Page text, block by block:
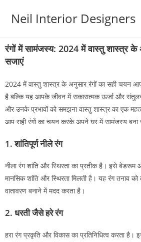
Neil Interior Designers
रंगों में सामंजस्य: 2024 में वास्तु शास्त्र
सजाएं
2024 में वास्तु शास्त्र के अनुसार रंगों का सही चयन
है बल्कि यह आपके जीवन में सकारात्मक ऊर्जा और संतुलन
और उनके प्रभावों को समझना वास्तु शास्त्र का एक
आप सही रंगों का चयन करके अपने घर में सामंजस्य
1.शांतिपूर्ण नीले रंग
नीला रंग शांति और स्थिरता का प्रतीक है। इसे बेडरूम
मानसिक शांति और स्थिरता मिलती है। यह रंग तनाव
वातावरण बनाने में मदद करता है।
2. धरती जैसे हरे रंग
हरा रंग प्रकृति और विकास का प्रतिनिधित्व करता